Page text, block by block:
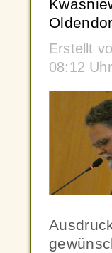
Erstellt
08:12 Uhr